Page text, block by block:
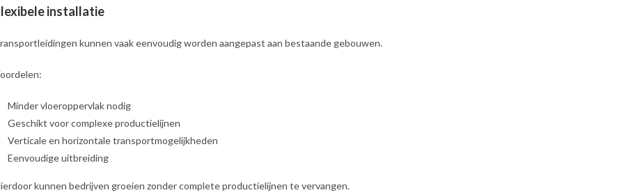
installatie
kunnen vaak eenvoudig worden aangepast aan bestaande gebouwen.
Minder vloeroppervlak nodig
Geschikt voor complexe productielijnen
Verticale en horizontale transportmogelijkheden
Eenvoudige uitbreiding
kunnen bedrijven groeien zonder complete productielijnen te vervangen.